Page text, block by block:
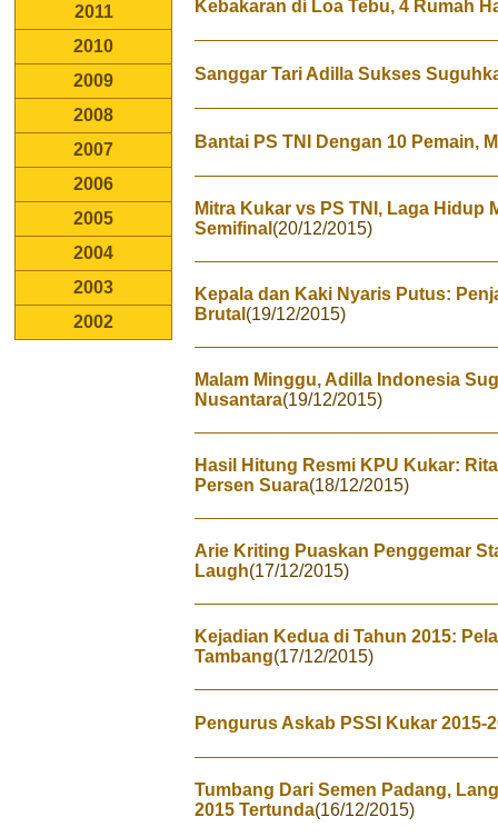
2011
2010
2009
2008
2007
2006
2005
2004
2003
2002
Kebakaran di Loa Tebu, 4 Rumah
Sanggar Tari Adilla Sukses
Bantai PS TNI Dengan 10 Pemain,
Mitra Kukar vs PS TNI, Laga Hidup
Semifinal (20/12/2015)
Kepala dan Kaki Nyaris Putus:
Brutal (19/12/2015)
Malam Minggu, Adilla Indonesia
Nusantara(19/12/2015)
Hasil Hitung Resmi KPU Kukar:
Persen Suara(18/12/2015)
Arie Kriting Puaskan Penggemar
Laugh(17/12/2015)
Kejadian Kedua di Tahun 2015:
Tambang(17/12/2015)
Pengurus Askab PSSI Kukar 2015-
Tumbang Dari Semen Padang,
2015 Tertunda(16/12/2015)